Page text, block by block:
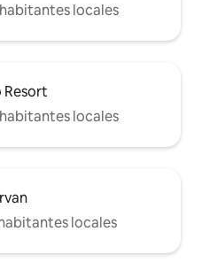
locales
Resort
locales
locales